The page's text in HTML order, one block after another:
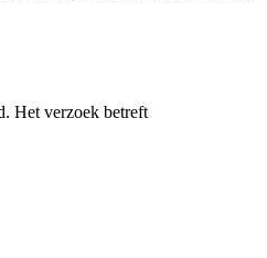
Het verzoek betreft